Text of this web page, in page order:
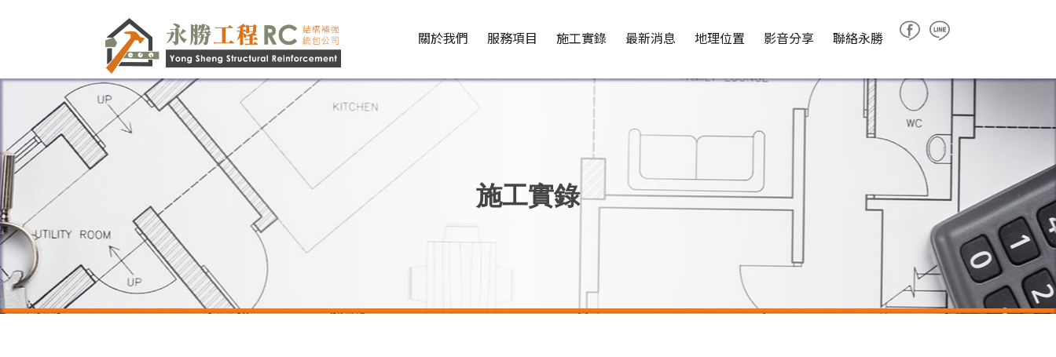
關於我們 服務項目 施工實錄 最新消息 地理位置 影音分享 聯絡永勝
施工實錄